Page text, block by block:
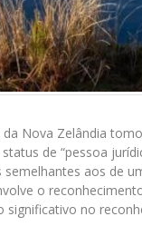
Nova Zelândia
de “pessoa
aos de
o
significativo no